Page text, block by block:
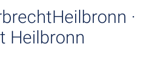
·
Heilbronn